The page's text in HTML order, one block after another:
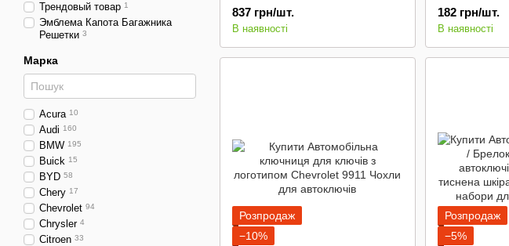
837 грн/шт.
В наявності
182 грн/шт.
В наявності
Розпродаж
−10%
Розпродаж
−5%
Трендовый товар 1
Эмблема Капота Багажника
Решетки 3
Марка
Acura 10
Audi 160
BMW 195
Buick 15
BYD 58
Chery 17
Chevrolet 94
Chrysler 4
Citroen 33